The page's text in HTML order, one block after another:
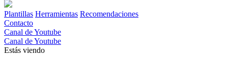
Plantillas Herramientas Recomendaciones
Contacto
Canal de Youtube
Canal de Youtube
Estás viendo